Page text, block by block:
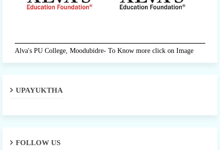
Alva's PU College, Moodubidre- To Know more click on Image
UPAYUKTHA
FOLLOW US